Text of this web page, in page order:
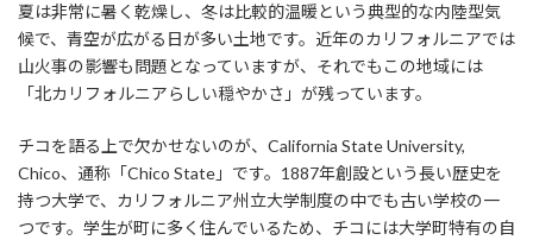
夏は非常に暑く乾燥し、冬は比較的温暖という典型的な内陸型気
候で、青空が広がる日が多い土地です。近年のカリフォルニアでは
山火事の影響も問題となっていますが、それでもこの地域には
「北カリフォルニアらしい穏やかさ」が残っています。
チコを語る上で欠かせないのが、California State University,
Chico、通称「Chico State」です。1887年創設という長い歴史を
持つ大学で、カリフォルニア州立大学制度の中でも古い学校の一
つです。学生が町に多く住んでいるため、チコには大学町特有の自